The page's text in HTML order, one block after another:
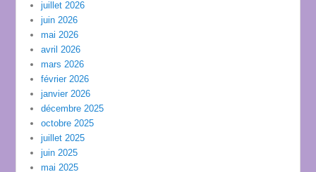
juillet 2026
juin 2026
mai 2026
avril 2026
mars 2026
février 2026
janvier 2026
décembre 2025
octobre 2025
juillet 2025
juin 2025
mai 2025